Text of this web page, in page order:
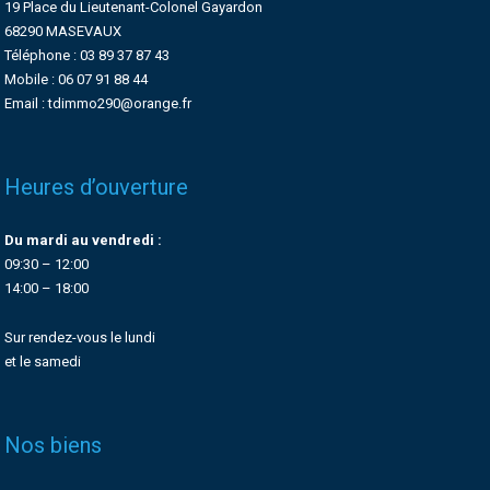
19 Place du Lieutenant-Colonel Gayardon
68290 MASEVAUX
Téléphone : 03 89 37 87 43
Mobile : 06 07 91 88 44
Email : tdimmo290@orange.fr
Heures d’ouverture
Du mardi au vendredi :
09:30 – 12:00
14:00 – 18:00
Sur rendez-vous le lundi
et le samedi
Nos biens